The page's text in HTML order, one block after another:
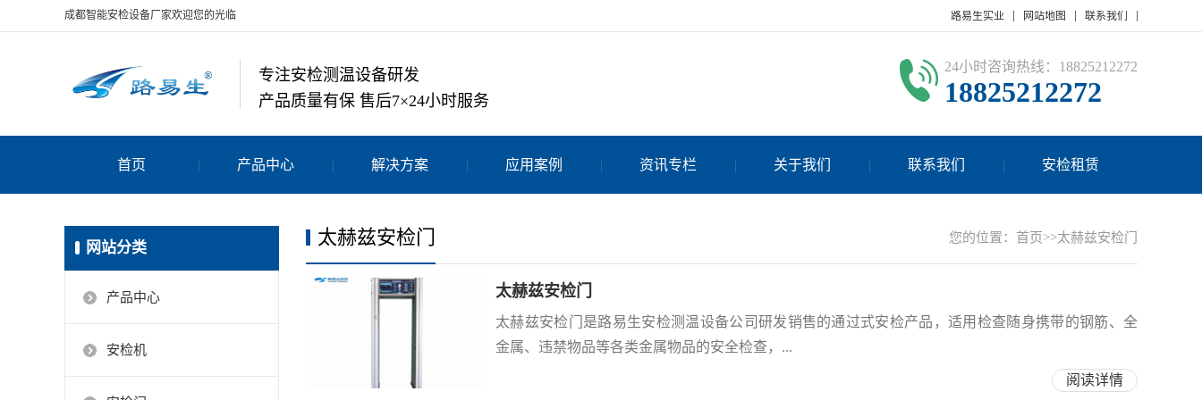
成都智能安检设备厂家欢迎您的光临 路易生实业 网站地图 联系我们
专注安检测温设备研发
产品质量有保 售后7×24小时服务
24小时咨询热线：18825212272
18825212272
首页 产品中心 解决方案 应用案例 资讯专栏 关于我们 联系我们 安检租赁
网站分类
产品中心
安检机
您的位置： 首页>>太赫兹安检门
太赫兹安检门
太赫兹安检门
太赫兹安检门是路易生安检测温设备公司研发销售的通过式安检产品，适用检查随身携带的钢筋、全
金属、违禁物品等各类金属物品的安全检查，...
阅读详情